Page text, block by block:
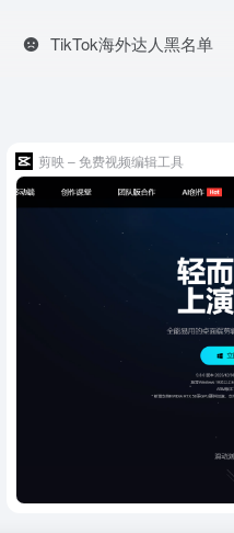
TikTok海外达人黑名单
剪映 – 免费视频编辑工具